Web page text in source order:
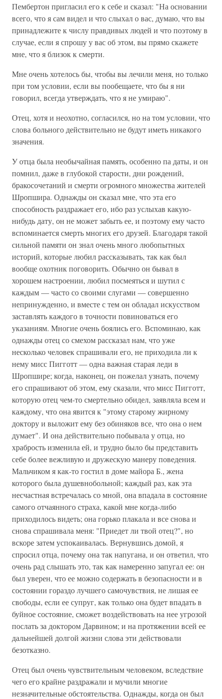
Пембертон пригласил его к себе и сказал: "На основании
всего, что я сам видел и что слыхал о вас, думаю, что вы
принадлежите к числу правдивых людей и что поэтому в
случае, если я спрошу у вас об этом, вы прямо скажете
мне, что я близок к смерти.
Мне очень хотелось бы, чтобы вы лечили меня, но только
при том условии, если вы пообещаете, что бы я ни
говорил, всегда утверждать, что я не умираю".
Отец, хотя и неохотно, согласился, но на том условии, что
слова больного действительно не будут иметь никакого
значения.
У отца была необычайная память, особенно па даты, и он
помнил, даже в глубокой старости, дни рождений,
бракосочетаний и смерти огромного множества жителей
Шропшира. Однажды он сказал мне, что эта его
способность раздражает его, ибо раз услыхав какую-
нибудь дату, он не может забыть ее, и поэтому ему часто
вспоминается смерть многих его друзей. Благодаря такой
сильной памяти он знал очень много любопытных
историй, которые любил рассказывать, так как был
вообще охотник поговорить. Обычно он бывал в
хорошем настроении, любил посмеяться и шутил с
каждым — часто со своими слугами — совершенно
непринужденно, и вместе с тем он обладал искусством
заставлять каждого в точности повиноваться его
указаниям. Многие очень боялись его. Вспоминаю, как
однажды отец со смехом рассказал нам, что уже
несколько человек спрашивали его, не приходила ли к
нему мисс Пигготт — одна важная старая леди в
Шропшире; когда, наконец, он пожелал узнать, почему
его спрашивают об этом, ему сказали, что мисс Пигготт,
которую отец чем-то смертельно обидел, заявляла всем и
каждому, что она явится к "этому старому жирному
доктору и выложит ему без обиняков все, что она о нем
думает". И она действительно побывала у отца, но
храбрость изменила ей, и трудно было бы представить
себе более вежливую и дружескую манеру поведения.
Мальчиком я как-то гостил в доме майора Б., жена
которого была душевнобольной; каждый раз, как эта
несчастная встречалась со мной, она впадала в состояние
самого отчаянного страха, какой мне когда-либо
приходилось видеть; она горько плакала и все снова и
снова спрашивала меня: "Приедет ли твой отец?", но
вскоре затем успокаивалась. Вернувшись домой, я
спросил отца, почему она так напугана, и он ответил, что
очень рад слышать это, так как намеренно запугал ее: он
был уверен, что ее можно содержать в безопасности и в
состоянии гораздо лучшего самочувствия, не лишая ее
свободы, если ее супруг, как только она будет впадать в
буйное состояние, сможет воздействовать на нее угрозой
послать за доктором Дарвином; и на протяжении всей ее
дальнейшей долгой жизни слова эти действовали
безотказно.
Отец был очень чувствительным человеком, вследствие
чего его крайне раздражали и мучили многие
незначительные обстоятельства. Однажды, когда он был